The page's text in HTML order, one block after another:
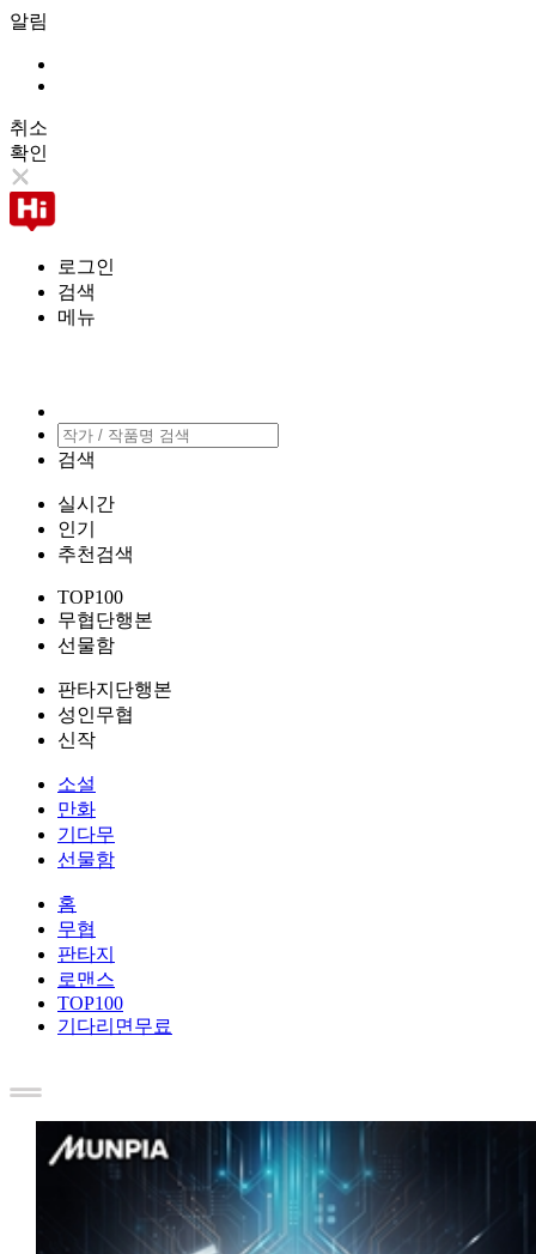
알림
취소
확인
로그인
검색
메뉴
검색
실시간
인기
추천검색
TOP100
무협단행본
선물함
판타지단행본
성인무협
신작
소설
만화
기다무
선물함
홈
무협
판타지
로맨스
TOP100
기다리면무료